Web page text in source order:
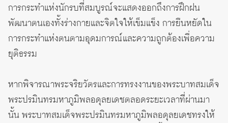
การกระทำแห่งนักรบที่สมบูรณ์จะแสดงออกถึงการฝึกฝน
พัฒนาตนเองทั้งร่างกายและจิตใจให้เข็มแข็ง การยืนหยัดใน
การกระทำแห่งตนตามอุดมการณ์และความถูกต้องเพื่อความ
ยุติธรรม
หากพิจารณาพระจริยวัตรและการทรงงานของพระบาทสมเด็จ
พระปรมินทรมหาภูมิพลอดุลยเดชตลอดระยะเวลาที่ผ่านมา
นั้น พระบาทสมเด็จพระปรมินทรมหาภูมิพลอดุลยเดชทรงให้